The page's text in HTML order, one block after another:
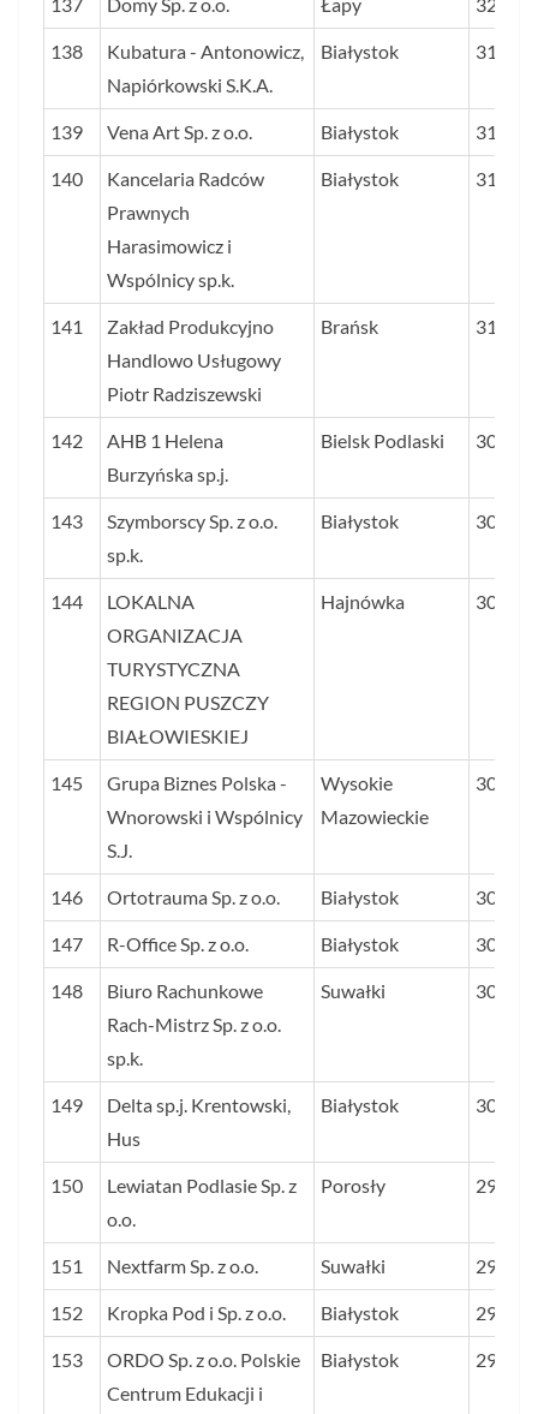
138
Kubatura - Antonowicz,
Napiórkowski S.K.A.
Białystok 31,8
139 Vena Art Sp. z o.o. Białystok 31,6
140
Kancelaria Radców
Prawnych
Harasimowicz i
Wspólnicy sp.k.
Białystok 31,2
141
Zakład Produkcyjno
Handlowo Usługowy
Piotr Radziszewski
Brańsk 31,0
142
AHB 1 Helena
Burzyńska sp.j.
Bielsk Podlaski 30,8
143
Szymborscy Sp. z o.o.
sp.k.
Białystok 30,6
144
LOKALNA
ORGANIZACJA
TURYSTYCZNA
REGION PUSZCZY
BIAŁOWIESKIEJ
Hajnówka 30,6
145
Grupa Biznes Polska -
Wnorowski i Wspólnicy
S.J.
Wysokie
Mazowieckie
30,4
146 Ortotrauma Sp. z o.o. Białystok 30,3
147 R-Office Sp. z o.o. Białystok 30,3
148
Biuro Rachunkowe
Rach-Mistrz Sp. z o.o.
sp.k.
Suwałki 30,1
149
Delta sp.j. Krentowski,
Hus
Białystok 30,0
150
Lewiatan Podlasie Sp. z
o.o.
Porosły 29,9
151 Nextfarm Sp. z o.o. Suwałki 29,9
152 Kropka Pod i Sp. z o.o. Białystok 29,8
153
ORDO Sp. z o.o. Polskie
Centrum Edukacji i
Białystok 29,7